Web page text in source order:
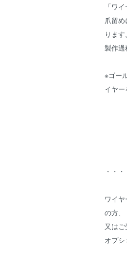
「ワ
爪留
ります。
製作過
※ゴー
イヤー
・・
ワイ
の方、
又は
オプシ